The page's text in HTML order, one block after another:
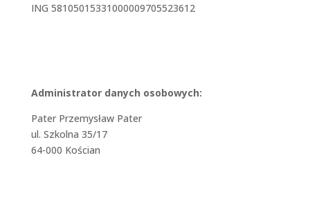
ING 58105015331000009705523612
Administrator danych osobowych:
Pater Przemysław Pater
ul. Szkolna 35/17
64-000 Kościan